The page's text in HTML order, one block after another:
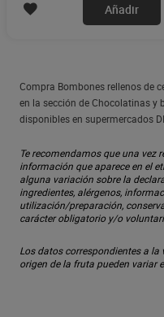
Añadir
Compra Bombones rellenos de
en la sección de Chocolatinas y
disponibles en supermercados
Te recomendamos que una vez
información que aparece en el
alguna variación sobre la
ingredientes, alérgenos,
utilización/preparación,
carácter obligatorio y/o
Los datos correspondientes a la
origen de la fruta pueden variar